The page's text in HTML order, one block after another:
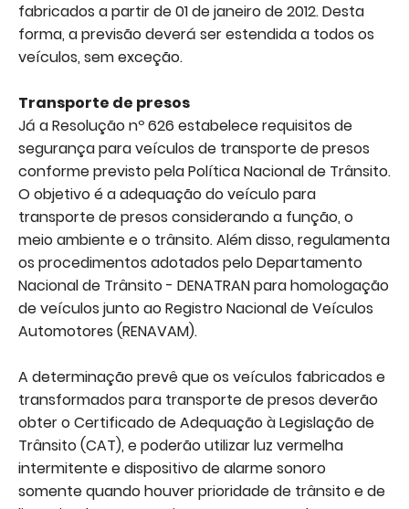
fabricados a partir de 01 de janeiro de 2012. Desta
forma, a previsão deverá ser estendida a todos os
veículos, sem exceção.
Transporte de presos
Já a Resolução nº 626 estabelece requisitos de
segurança para veículos de transporte de presos
conforme previsto pela Política Nacional de Trânsito.
O objetivo é a adequação do veículo para
transporte de presos considerando a função, o
meio ambiente e o trânsito. Além disso, regulamenta
os procedimentos adotados pelo Departamento
Nacional de Trânsito - DENATRAN para homologação
de veículos junto ao Registro Nacional de Veículos
Automotores (RENAVAM).
A determinação prevê que os veículos fabricados e
transformados para transporte de presos deverão
obter o Certificado de Adequação à Legislação de
Trânsito (CAT), e poderão utilizar luz vermelha
intermitente e dispositivo de alarme sonoro
somente quando houver prioridade de trânsito e de